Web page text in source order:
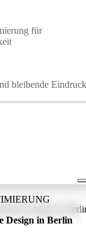
für
bleibende Eindruck
Design in Berlin